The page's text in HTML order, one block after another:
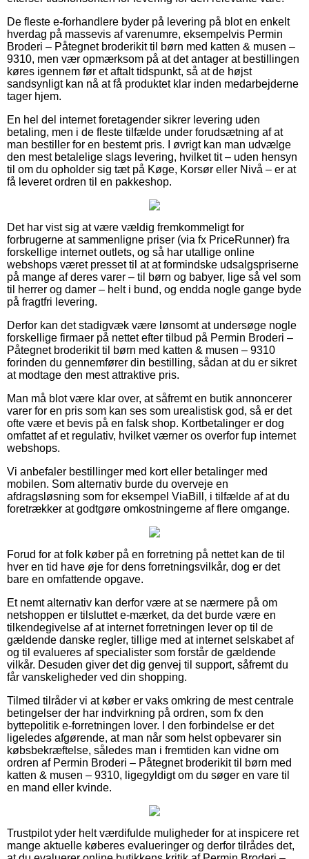
De fleste e-forhandlere byder på levering på blot en enkelt
hverdag på massevis af varenumre, eksempelvis Permin
Broderi – Påtegnet broderikit til børn med katten & musen –
9310, men vær opmærksom på at det antager at bestillingen
køres igennem før et aftalt tidspunkt, så at de højst
sandsynligt kan nå at få produktet klar inden medarbejderne
tager hjem.
En hel del internet foretagender sikrer levering uden
betaling, men i de fleste tilfælde under forudsætning af at
man bestiller for en bestemt pris. I øvrigt kan man udvælge
den mest betalelige slags levering, hvilket tit – uden hensyn
til om du opholder sig tæt på Køge, Korsør eller Nivå – er at
få leveret ordren til en pakkeshop.
Det har vist sig at være vældig fremkommeligt for
forbrugerne at sammenligne priser (via fx PriceRunner) fra
forskellige internet outlets, og så har utallige online
webshops været presset til at at formindske udsalgspriserne
på mange af deres varer – til børn og babyer, lige så vel som
til herrer og damer – helt i bund, og endda nogle gange byde
på fragtfri levering.
Derfor kan det stadigvæk være lønsomt at undersøge nogle
forskellige firmaer på nettet efter tilbud på Permin Broderi –
Påtegnet broderikit til børn med katten & musen – 9310
forinden du gennemfører din bestilling, sådan at du er sikret
at modtage den mest attraktive pris.
Man må blot være klar over, at såfremt en butik annoncerer
varer for en pris som kan ses som urealistisk god, så er det
ofte være et bevis på en falsk shop. Kortbetalinger er dog
omfattet af et regulativ, hvilket værner os overfor fup internet
webshops.
Vi anbefaler bestillinger med kort eller betalinger med
mobilen. Som alternativ burde du overveje en
afdragsløsning som for eksempel ViaBill, i tilfælde af at du
foretrækker at godtgøre omkostningerne af flere omgange.
Forud for at folk køber på en forretning på nettet kan de til
hver en tid have øje for dens forretningsvilkår, dog er det
bare en omfattende opgave.
Et nemt alternativ kan derfor være at se nærmere på om
netshoppen er tilsluttet e-mærket, da det burde være en
tilkendegivelse af at internet forretningen lever op til de
gældende danske regler, tillige med at internet selskabet af
og til evalueres af specialister som forstår de gældende
vilkår. Desuden giver det dig genvej til support, såfremt du
får vanskeligheder ved din shopping.
Tilmed tilråder vi at køber er vaks omkring de mest centrale
betingelser der har indvirkning på ordren, som fx den
byttepolitik e-forretningen lover. I den forbindelse er det
ligeledes afgørende, at man når som helst opbevarer sin
købsbekræftelse, således man i fremtiden kan vidne om
ordren af Permin Broderi – Påtegnet broderikit til børn med
katten & musen – 9310, ligegyldigt om du søger en vare til
en mand eller kvinde.
Trustpilot yder helt værdifulde muligheder for at inspicere ret
mange aktuelle køberes evalueringer og derfor tilrådes det,